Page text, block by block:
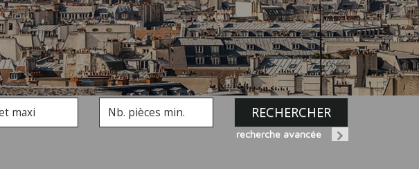
RECHERCHER
recherche avancée